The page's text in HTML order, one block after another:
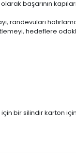
başarının
randevuları
hedeflere
için bir silindir karton